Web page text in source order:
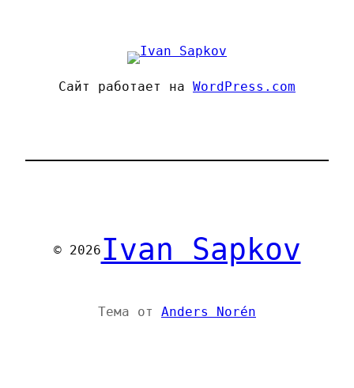
Сайт работает на WordPress.com
© 2026 Ivan Sapkov
Тема от Anders Norén